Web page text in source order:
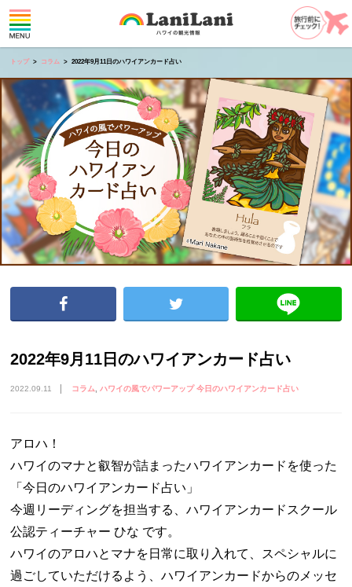
トップ コラム 2022年9月11日のハワイアンカード占い
2022年9月11日のハワイアンカード占い
2022.09.11 コラム ハワイの風でパワーアップ 今日のハワイアンカード占い
アロハ！
ハワイのマナと叡智が詰まったハワイアンカードを使った
「今日のハワイアンカード占い」
今週リーディングを担当する、ハワイアンカードスクール
公認ティーチャー ひな です。
ハワイのアロハとマナを日常に取り入れて、スペシャルに
過ごしていただけるよう、ハワイアンカードからのメッセ